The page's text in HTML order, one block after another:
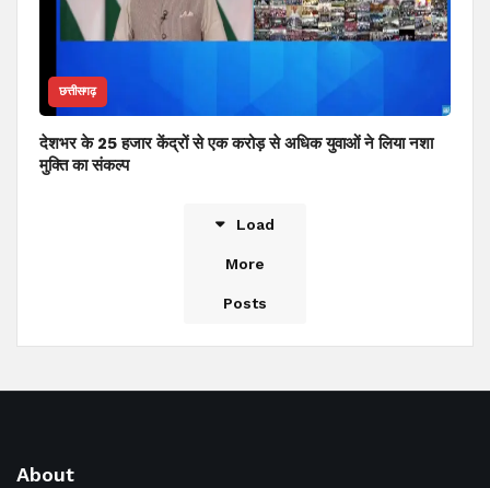
छत्तीसगढ़
देशभर के 25 हजार केंद्रों से एक करोड़ से अधिक युवाओं ने लिया नशा
मुक्ति का संकल्प
Load
More
Posts
About